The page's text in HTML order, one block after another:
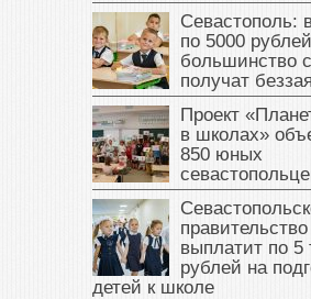
Севастополь:
по 5000
большинство
получат
Проект
в школах»
850 юных
выплатит по 5
рублей на
детей к школе